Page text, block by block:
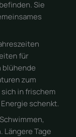
Sie
für
blühende
zum
in frischem
schenkt.
Längere Tage